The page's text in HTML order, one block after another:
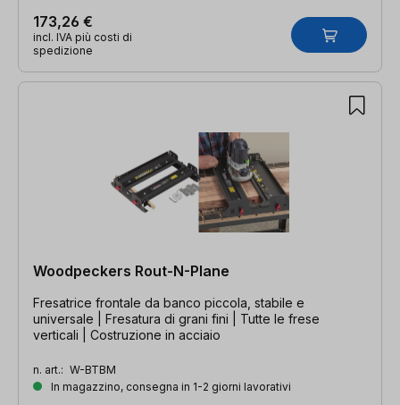
173,26 €
incl. IVA più costi di
spedizione
Woodpeckers Rout-N-Plane
Fresatrice frontale da banco piccola, stabile e
universale | Fresatura di grani fini | Tutte le frese
verticali | Costruzione in acciaio
n. art.: W-BTBM
In magazzino, consegna in 1-2 giorni lavorativi